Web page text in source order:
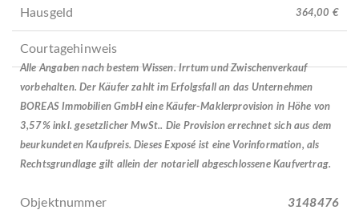
Hausgeld 364,00 €
Courtagehinweis
Alle Angaben nach bestem Wissen. Irrtum und Zwischenverkauf
vorbehalten. Der Käufer zahlt im Erfolgsfall an das Unternehmen
BOREAS Immobilien GmbH eine Käufer-Maklerprovision in Höhe von
3,57% inkl. gesetzlicher MwSt.. Die Provision errechnet sich aus dem
beurkundeten Kaufpreis. Dieses Exposé ist eine Vorinformation, als
Rechtsgrundlage gilt allein der notariell abgeschlossene Kaufvertrag.
Objektnummer 3148476